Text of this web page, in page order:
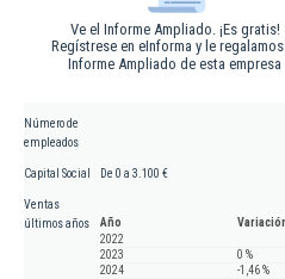
Ve el Informe Ampliado. ¡Es gratis!
Regístrese en eInforma y le regalamos
Informe Ampliado de esta empresa
Número de
empleados
Capital Social De 0 a 3.100 €
Ventas
últimos años
Año
2022
2023
0 %
2024
-1,46 %